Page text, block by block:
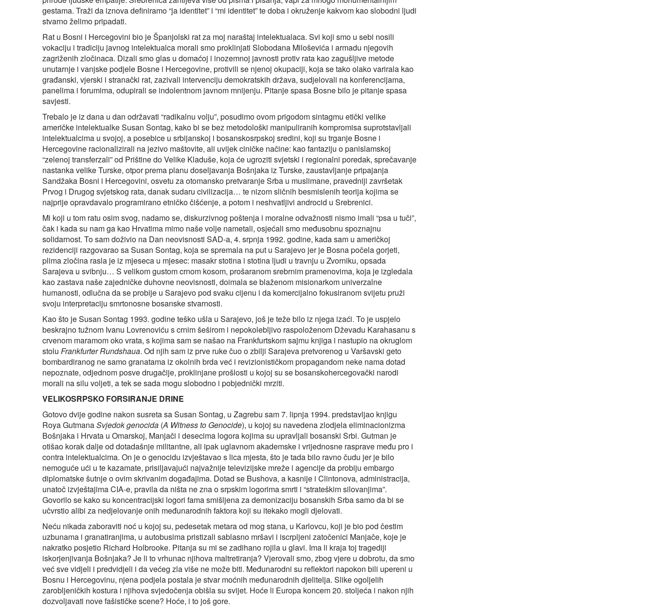
gestama. Traži da iznova definiramo “ja identitet” i “mi identitet” te doba i okruženje kakvom kao slobodni ljudi
stvarno želimo pripadati.
Rat u Bosni i Hercegovini bio je Španjolski rat za moj naraštaj intelektualaca. Svi koji smo u sebi nosili
vokaciju i tradiciju javnog intelektualca morali smo proklinjati Slobodana Miloševića i armadu njegovih
zagriženih zločinaca. Dizali smo glas u domaćoj i inozemnoj javnosti protiv rata kao zagušljive metode
unutarnje i vanjske podjele Bosne i Hercegovine, protivili se njenoj okupaciji, koja se tako olako varirala kao
građanski, vjerski i stranački rat, zazivali intervenciju demokratskih država, sudjelovali na konferencijama,
panelima i forumima, odupirali se indolentnom javnom mnijenju. Pitanje spasa Bosne bilo je pitanje spasa
savjesti.
Trebalo je iz dana u dan održavati “radikalnu volju”, posudimo ovom prigodom sintagmu etički velike
američke intelektualke Susan Sontag, kako bi se bez metodološki manipuliranih kompromisa suprotstavljali
intelektualcima u svojoj, a posebice u srbijanskoj i bosanskosrpskoj sredini, koji su trganje Bosne i
Hercegovine racionalizirali na jezivo maštovite, ali uvijek ciničke načine: kao fantaziju o panislamskoj
“zelenoj transferzali” od Prištine do Velike Kladuše, koja će ugroziti svjetski i regionalni poredak, sprečavanje
nastanka velike Turske, otpor prema planu doseljavanja Bošnjaka iz Turske, zaustavljanje pripajanja
Sandžaka Bosni i Hercegovini, osvetu za otomansko pretvaranje Srba u muslimane, pravedniji završetak
Prvog i Drugog svjetskog rata, danak sudaru civilizacija… te nizom sličnih besmislenih teorija kojima se
najprije opravdavalo programirano etničko čišćenje, a potom i neshvatljivi androcid u Srebrenici.
Mi koji u tom ratu osim svog, nadamo se, diskurzivnog poštenja i moralne odvažnosti nismo imali “psa u tuči”,
čak i kada su nam ga kao Hrvatima mimo naše volje nametali, osjećali smo međusobnu spoznajnu
solidarnost. To sam doživio na Dan neovisnosti SAD-a, 4. srpnja 1992. godine, kada sam u američkoj
rezidenciji razgovarao sa Susan Sontag, koja se spremala na put u Sarajevo jer je Bosna počela gorjeti,
plima zločina rasla je iz mjeseca u mjesec: masakr stotina i stotina ljudi u travnju u Zvorniku, opsada
Sarajeva u svibnju… S velikom gustom crnom kosom, prošaranom srebrnim pramenovima, koja je izgledala
kao zastava naše zajedničke duhovne neovisnosti, doimala se blaženom misionarkom univerzalne
humanosti, odlučna da se probije u Sarajevo pod svaku cijenu i da komercijalno fokusiranom svijetu pruži
svoju interpretaciju smrtonosne bosanske stvarnosti.
Kao što je Susan Sontag 1993. godine teško ušla u Sarajevo, još je teže bilo iz njega izaći. To je uspjelo
beskrajno tužnom Ivanu Lovrenoviću s crnim šeširom i nepokolebljivo raspoloženom Dževadu Karahasanu s
crvenom maramom oko vrata, s kojima sam se našao na Frankfurtskom sajmu knjiga i nastupio na okruglom
stolu Frankfurter Rundshaua. Od njih sam iz prve ruke čuo o zbilji Sarajeva pretvorenog u Varšavski geto
bombardiranog ne samo granatama iz okolnih brda već i revizionističkom propagandom neke nama dotad
nepoznate, odjednom posve drugačije, proklinjane prošlosti u kojoj su se bosanskohercegovački narodi
morali na silu voljeti, a tek se sada mogu slobodno i pobjednički mrziti.
VELIKOSRPSKO FORSIRANJE DRINE
Gotovo dvije godine nakon susreta sa Susan Sontag, u Zagrebu sam 7. lipnja 1994. predstavljao knjigu
Roya GutmanaSvjedok genocida (A Witness to Genocide), u kojoj su navedena zlodjela eliminacionizma
Bošnjaka i Hrvata u Omarskoj, Manjači i desecima logora kojima su upravljali bosanski Srbi. Gutman je
otišao korak dalje od dotadašnje militantne, ali ipak uglavnom akademske i vrijednosne rasprave među pro i
contra intelektualcima. On je o genocidu izvještavao s lica mjesta, što je tada bilo ravno čudu jer je bilo
nemoguće ući u te kazamate, prisiljavajući najvažnije televizijske mreže i agencije da probiju embargo
diplomatske šutnje o ovim skrivanim događajima. Dotad se Bushova, a kasnije i Clintonova, administracija,
unatoč izvještajima CIA-e, pravila da ništa ne zna o srpskim logorima smrti i “strateškim silovanjima”.
Govorilo se kako su koncentracijski logori fama smišljena za demonizaciju bosanskih Srba samo da bi se
učvrstio alibi za nedjelovanje onih međunarodnih faktora koji su itekako mogli djelovati.
Neću nikada zaboraviti noć u kojoj su, pedesetak metara od mog stana, u Karlovcu, koji je bio pod čestim
uzbunama i granatiranjima, u autobusima pristizali sablasno mršavi i iscrpljeni zatočenici Manjače, koje je
nakratko posjetio Richard Holbrooke. Pitanja su mi se zadihano rojila u glavi. Ima li kraja toj tragediji
iskorjenjivanja Bošnjaka? Je li to vrhunac njihova maltretiranja? Vjerovali smo, zbog vjere u dobrotu, da smo
već sve vidjeli i predvidjeli i da većeg zla više ne može biti. Međunarodni su reflektori napokon bili upereni u
Bosnu i Hercegovinu, njena podjela postala je stvar moćnih međunarodnih djelitelja. Slike ogoljelih
zarobljeničkih kostura i njihova svjedočenja obišla su svijet. Hoće li Europa koncem 20. stoljeća i nakon njih
dozvoljavati nove fašističke scene? Hoće, i to još gore.